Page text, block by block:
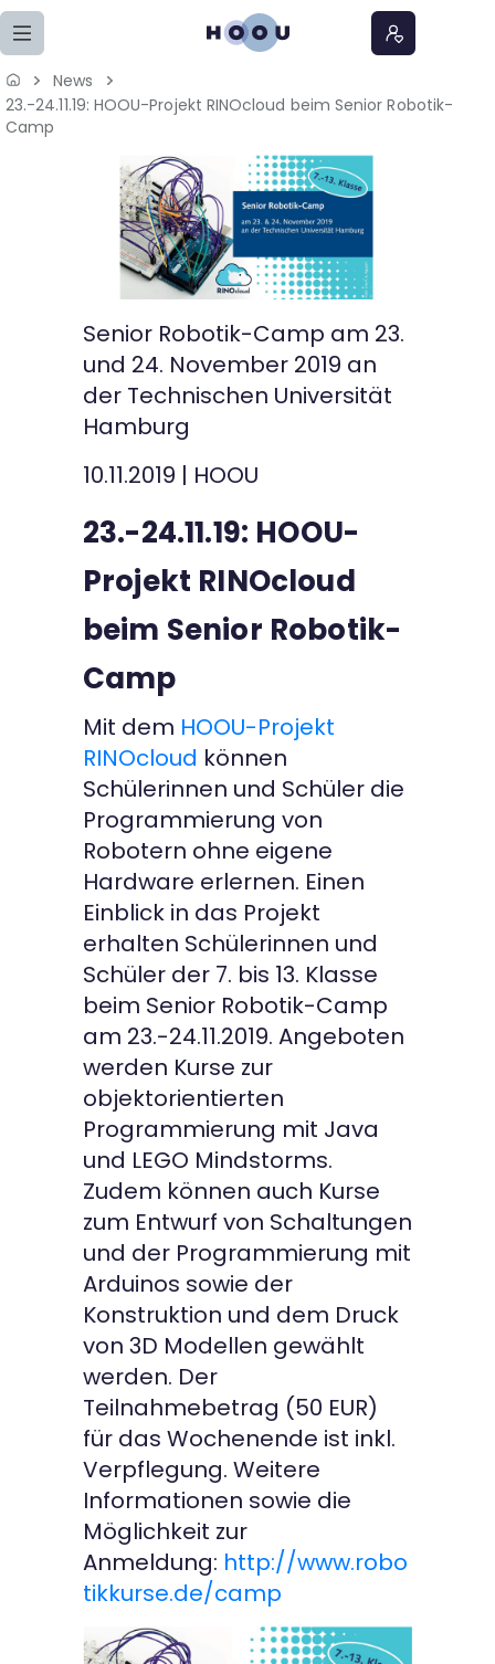
Zum Seiteninhalt springen
Home
Lernangebote
Podcasts
Meine Lernangebote
Veranstaltungen
Über uns
Kontakt
News
23.-24.11.19: HOOU-Projekt RINOcloud beim Senior Robotik-
Camp
Senior Robotik-Camp am 23.
und 24. November 2019 an
der Technischen Universität
Hamburg
10.11.2019 | HOOU
23.-24.11.19: HOOU-
Projekt RINOcloud
beim Senior Robotik-
Camp
Mit dem HOOU-Projekt
RINOcloud können
Schülerinnen und Schüler die
Programmierung von
Robotern ohne eigene
Hardware erlernen. Einen
Einblick in das Projekt
erhalten Schülerinnen und
Schüler der 7. bis 13. Klasse
beim Senior Robotik-Camp
am 23.-24.11.2019. Angeboten
werden Kurse zur
objektorientierten
Programmierung mit Java
und LEGO Mindstorms.
Zudem können auch Kurse
zum Entwurf von Schaltungen
und der Programmierung mit
Arduinos sowie der
Konstruktion und dem Druck
von 3D Modellen gewählt
werden. Der
Teilnahmebetrag (50 EUR)
für das Wochenende ist inkl.
Verpflegung. Weitere
Informationen sowie die
Möglichkeit zur
Anmeldung: http://www.robo
tikkurse.de/camp